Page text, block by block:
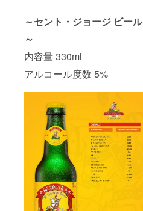
～セント・ジョージ ビール
～
内容量 330ml
アルコール度数 5%